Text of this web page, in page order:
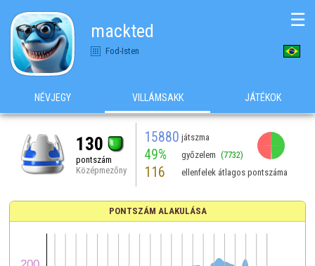
mackted
Fod-Isten
☰
NÉVJEGY VILLÁMSAKK JÁTÉKOK
130
pontszám
Középmezőny
15880 játszma
49% győzelem (7732)
116 ellenfelek átlagos pontszáma
PONTSZÁM ALAKULÁSA